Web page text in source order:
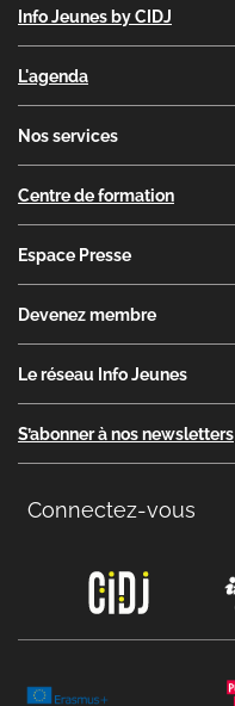
Info Jeunes by CIDJ
L'agenda
Nos services
Centre de formation
Espace Presse
Devenez membre
Le réseau Info Jeunes
S’abonner à nos newsletters
Connectez-vous